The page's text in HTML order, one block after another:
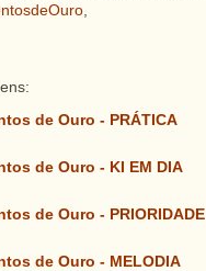
,
de Ouro - PRÁTICA
de Ouro - KI EM DIA
de Ouro - PRIORIDADE
de Ouro - MELODIA